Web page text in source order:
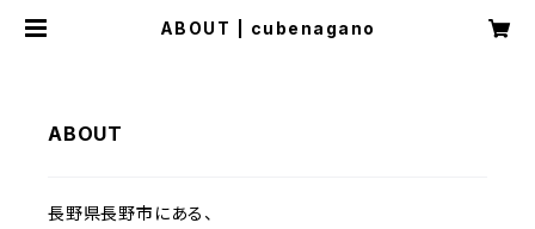
ABOUT | cubenagano
ABOUT
長野県長野市にある、